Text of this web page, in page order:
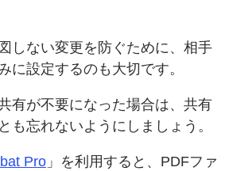
しない変更を防ぐために、相手
に設定するのも大切です。
有が不要になった場合は、共有
も忘れないようにしましょう。
Pro 」を利用すると、PDFファ